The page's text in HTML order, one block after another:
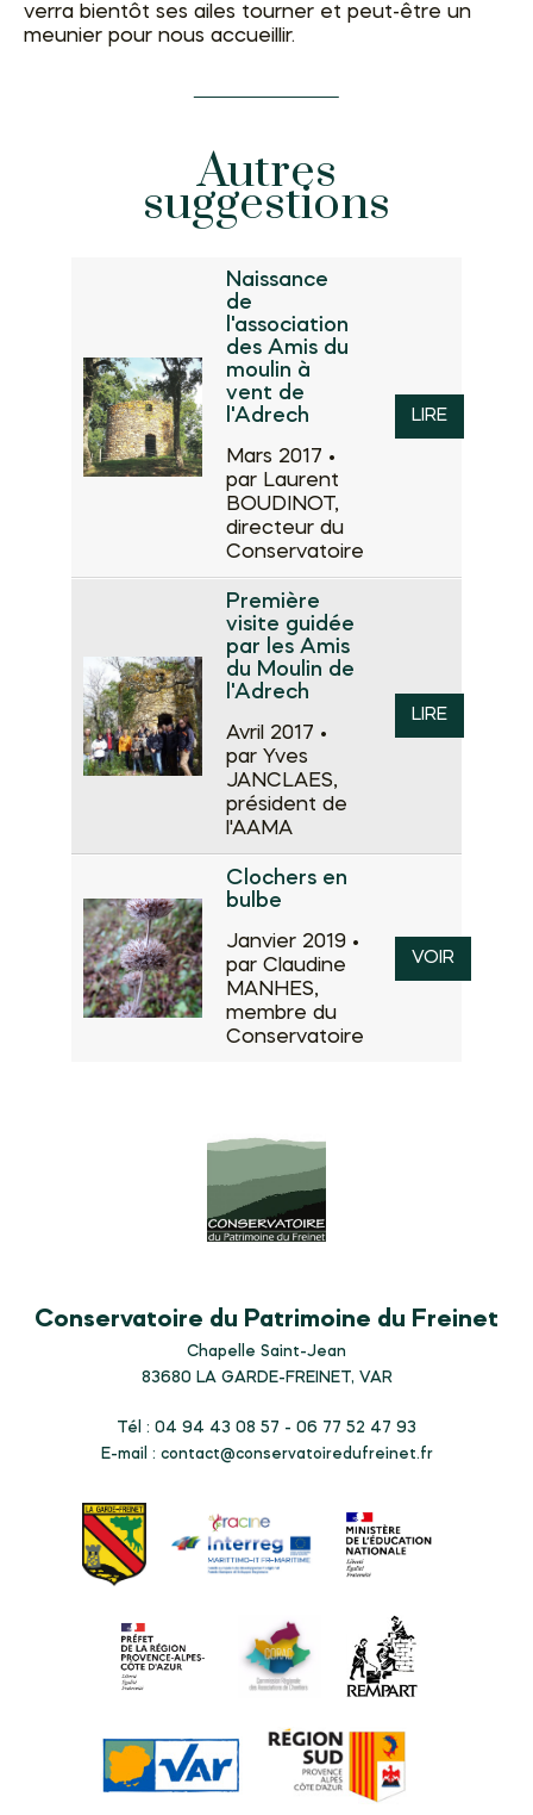
verra bientôt ses ailes tourner et peut-être un
meunier pour nous accueillir.
Autres
suggestions
Naissance
de
l'association
des Amis du
moulin à
vent de
l'Adrech
Mars 2017 •
par Laurent
BOUDINOT,
directeur du
Conservatoire
LIRE
Première
visite guidée
par les Amis
du Moulin de
l'Adrech
Avril 2017 •
par Yves
JANCLAES,
président de
l'AAMA
LIRE
Clochers en
bulbe
Janvier 2019 •
par Claudine
MANHES,
membre du
Conservatoire
VOIR
Conservatoire du Patrimoine du Freinet
Chapelle Saint-Jean
83680 LA GARDE-FREINET, VAR
Tél : 04 94 43 08 57 - 06 77 52 47 93
E-mail : contact@conservatoiredufreinet.fr